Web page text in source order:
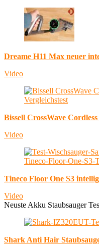
Dreame H11 Max neuer
Video
Bissell CrossWave
Video
Tineco Floor One S3
Video
Neuste Akku Staubsauger
Shark Anti Hair